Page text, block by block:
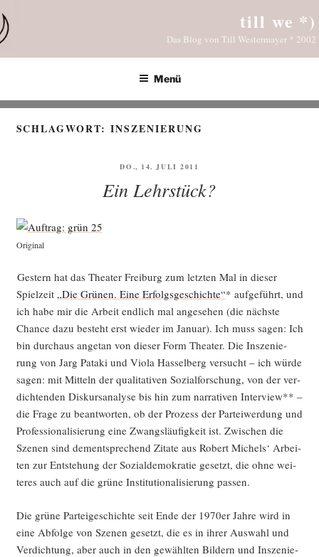
Inhalt
springen
till we *)
Das Blog von Till Westermayer * 2002
Menü
SCHLAGWORT:INSZENIERUNG
VERÖFFENTLICHT
DO., 14. JULI 2011
Ein Lehrstück?
Ori­gi­nal
Ges­tern hat das Thea­ter Frei­burg zum letz­ten Mal in die­ser
Spiel­zeit „Die Grü­nen. Eine Erfolgs­ge­schich­te“* auf­ge­führt, und
ich habe mir die Arbeit end­lich mal ange­se­hen (die nächs­te
Chan­ce dazu besteht erst wie­der im Janu­ar). Ich muss sagen: Ich
bin durch­aus ange­tan von die­ser Form Thea­ter. Die Insze­nie­
rung von Jarg Pata­ki und Vio­la Has­sel­berg ver­sucht – ich wür­de
sagen: mit Mit­teln der qua­li­ta­ti­ven Sozi­al­for­schung, von der ver­
dich­ten­den Dis­kurs­ana­ly­se bis hin zum nar­ra­ti­ven Inter­view** –
die Fra­ge zu beant­wor­ten, ob der Pro­zess der Par­tei­wer­dung und
Pro­fes­sio­na­li­sie­rung eine Zwangs­läu­fig­keit ist. Zwi­schen die
Sze­nen sind dem­entspre­chend Zita­te aus Robert Michels‘ Arbei­
ten zur Ent­ste­hung der Sozi­al­de­mo­kra­tie gesetzt, die ohne wei­
te­res auch auf die grü­ne Insti­tu­tio­na­li­sie­rung passen.
Die grü­ne Par­tei­ge­schich­te seit Ende der 1970er Jah­re wird in
eine Abfol­ge von Sze­nen gesetzt, die es in ihrer Aus­wahl und
Ver­dich­tung, aber auch in den gewähl­ten Bil­dern und Insze­nie­